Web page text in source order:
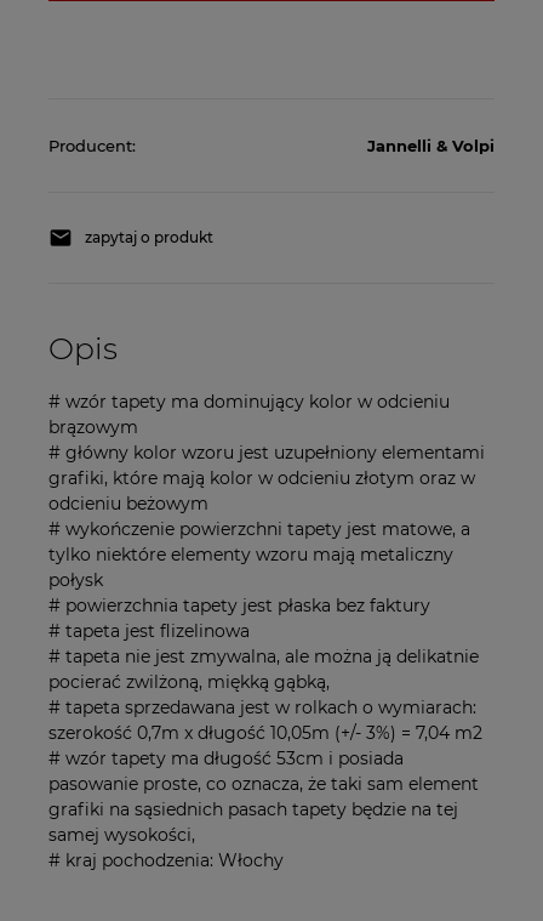
Producent: Jannelli & Volpi
zapytaj o produkt
Opis
# wzór tapety ma dominujący kolor w odcieniu
brązowym
# główny kolor wzoru jest uzupełniony elementami
grafiki, które mają kolor w odcieniu złotym oraz w
odcieniu beżowym
# wykończenie powierzchni tapety jest matowe, a
tylko niektóre elementy wzoru mają metaliczny
połysk
# powierzchnia tapety jest płaska bez faktury
# tapeta jest flizelinowa
# tapeta nie jest zmywalna, ale można ją delikatnie
pocierać zwilżoną, miękką gąbką,
# tapeta sprzedawana jest w rolkach o wymiarach:
szerokość 0,7m x długość 10,05m (+/- 3%) = 7,04 m2
# wzór tapety ma długość 53cm i posiada
pasowanie proste, co oznacza, że taki sam element
grafiki na sąsiednich pasach tapety będzie na tej
samej wysokości,
# kraj pochodzenia: Włochy